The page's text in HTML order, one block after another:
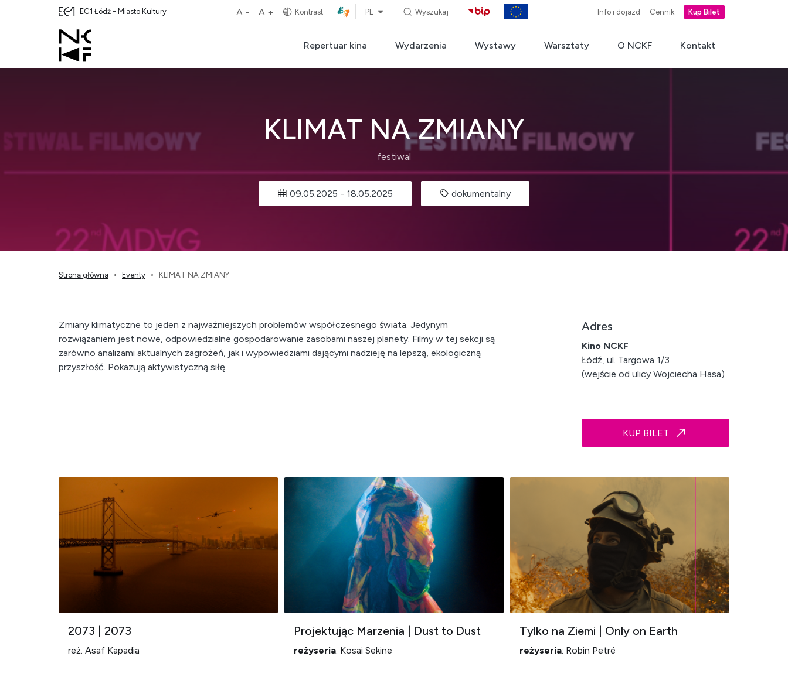
EC1 Łódź - Miasto Kultury A - A + Kontrast PL Wyszukaj Info i dojazd Cennik Kup Bilet
Repertuar kina Wydarzenia Wystawy Warsztaty O NCKF Kontakt
KLIMAT NA ZMIANY
festiwal
09.05.2025 - 18.05.2025 dokumentalny
Strona główna Eventy KLIMAT NA ZMIANY
Zmiany klimatyczne to jeden z najważniejszych problemów współczesnego świata. Jedynym
rozwiązaniem jest nowe, odpowiedzialne gospodarowanie zasobami naszej planety. Filmy w tej sekcji są
zarówno analizami aktualnych zagrożeń, jak i wypowiedziami dającymi nadzieję na lepszą, ekologiczną
przyszłość. Pokazują aktywistyczną siłę.
Adres
Kino NCKF
Łódź, ul. Targowa 1/3
(wejście od ulicy Wojciecha Hasa)
KUP BILET
2073 | 2073
reż. Asaf Kapadia
Projektując Marzenia | Dust to Dust
reżyseria: Kosai Sekine
Tylko na Ziemi | Only on Earth
reżyseria: Robin Petré